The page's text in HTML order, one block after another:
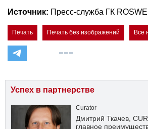
Источник: Пресс-служба ГК
Печать Печать без изображений Все
Успех в партнерстве
Curator
Дмитрий Ткачев,
главное